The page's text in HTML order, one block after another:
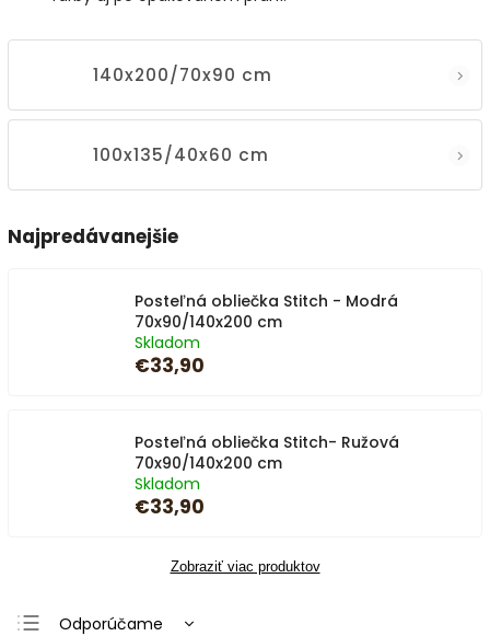
140x200/70x90 cm
100x135/40x60 cm
Najpredávanejšie
Posteľná obliečka Stitch - Modrá
70x90/140x200 cm
Skladom
€33,90
Posteľná obliečka Stitch- Ružová
70x90/140x200 cm
Skladom
€33,90
Zobraziť viac produktov
Odporúčame